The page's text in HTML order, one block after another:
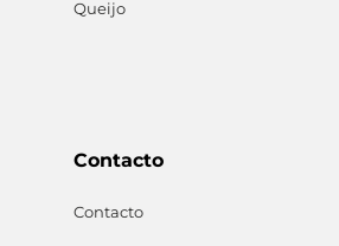
Queijo
Contacto
Contacto